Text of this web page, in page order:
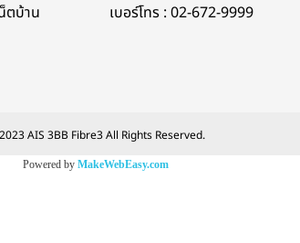
ตบ้าน
เบอร์โทร : 02-672-9999
AIS 3BB Fibre3 All Rights Reserved.
Powered by MakeWebEasy.com